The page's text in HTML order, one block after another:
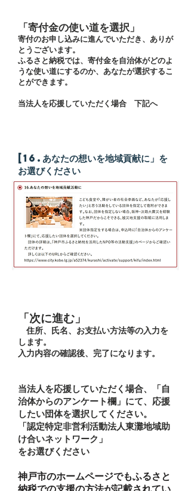
「寄付金の使い道を選択」
寄付のお申し込みに進んでいただき、ありが
とうございます。
ふるさと納税では、寄付金を自治体がどのよ
うな使い道にするのか、あなたが選択するこ
とができます。
当法人を応援していただく場合 下記へ
[16.あなたの想いを地域貢献に」を
お選びください
「次に進む」
住所、氏名、お支払い方法等の入力を
します。
入力内容の確認後、完了になります。
当法人を応援していただく場合、「自
治体からのアンケート欄」にて、応援
したい団体を選択してください。
「認定特定非営利活動法人東灘地域助
け合いネットワーク」
をお選びください
神戸市のホームページでもふるさと